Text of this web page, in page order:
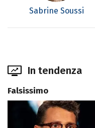
Sabrine Soussi
In tendenza
Falsissimo